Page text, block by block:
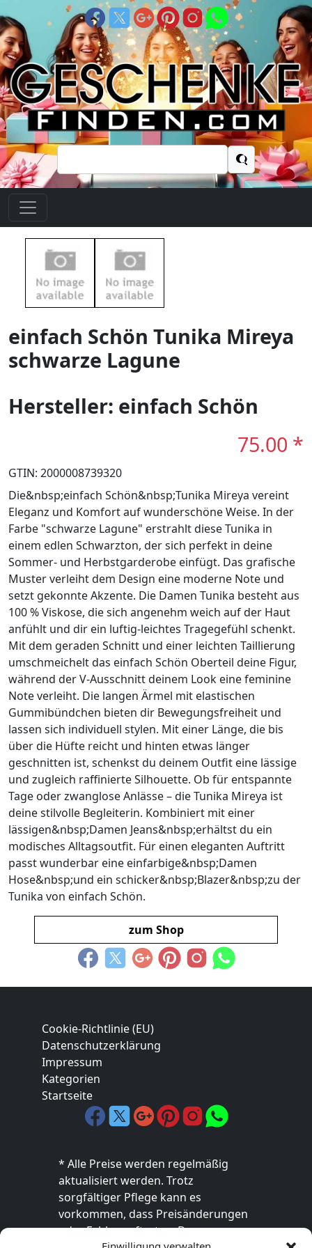
Suchen
nach:
einfach Schön Tunika Mireya
schwarze Lagune
Hersteller: einfach Schön
75.00 *
GTIN: 2000008739320
Die&nbsp;einfach Schön&nbsp;Tunika Mireya vereint
Eleganz und Komfort auf wunderschöne Weise. In der
Farbe "schwarze Lagune" erstrahlt diese Tunika in
einem edlen Schwarzton, der sich perfekt in deine
Sommer- und Herbstgarderobe einfügt. Das grafische
Muster verleiht dem Design eine moderne Note und
setzt gekonnte Akzente. Die Damen Tunika besteht aus
100 % Viskose, die sich angenehm weich auf der Haut
anfühlt und dir ein luftig-leichtes Tragegefühl schenkt.
Mit dem geraden Schnitt und einer leichten Taillierung
umschmeichelt das einfach Schön Oberteil deine Figur,
während der V-Ausschnitt deinem Look eine feminine
Note verleiht. Die langen Ärmel mit elastischen
Gummibündchen bieten dir Bewegungsfreiheit und
lassen sich individuell stylen. Mit einer Länge, die bis
über die Hüfte reicht und hinten etwas länger
geschnitten ist, schenkst du deinem Outfit eine lässige
und zugleich raffinierte Silhouette. Ob für entspannte
Tage oder zwanglose Anlässe – die Tunika Mireya ist
deine stilvolle Begleiterin. Kombiniert mit einer
lässigen&nbsp;Damen Jeans&nbsp;erhältst du ein
modisches Alltagsoutfit. Für einen eleganten Auftritt
passt wunderbar eine einfarbige&nbsp;Damen
Hose&nbsp;und ein schicker&nbsp;Blazer&nbsp;zu der
Tunika von einfach Schön.
zum Shop
Cookie-Richtlinie (EU)
Datenschutzerklärung
Impressum
Kategorien
Startseite
* Alle Preise werden regelmäßig
aktualisiert werden. Trotz
sorgfältiger Pflege kann es
vorkommen, dass Preisänderungen
oder Fehler auftreten. Der